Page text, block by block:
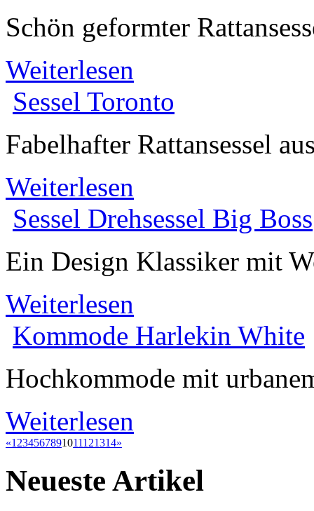
Schön geformter
Weiterlesen
Sessel Toronto
Fabelhafter Rattansessel
Weiterlesen
Sessel Drehsessel Big Boss
Ein Design Klassiker mit
Weiterlesen
Kommode Harlekin White
Hochkommode mit
Weiterlesen
«1 234567891011121314»
Neueste Artikel